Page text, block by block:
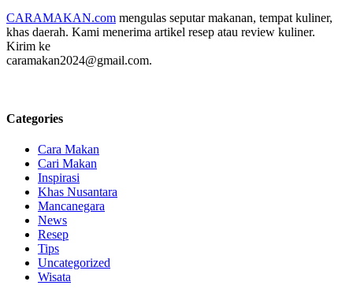
CARAMAKAN.com mengulas seputar makanan, tempat kuliner,
khas daerah. Kami menerima artikel resep atau review kuliner.
Kirim ke
caramakan2024@gmail.com.
Categories
Cara Makan
Cari Makan
Inspirasi
Khas Nusantara
Mancanegara
News
Resep
Tips
Uncategorized
Wisata